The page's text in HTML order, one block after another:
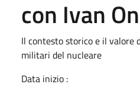
con Ivan
Il contesto storico e il valore
militari del nucleare
Data inizio :